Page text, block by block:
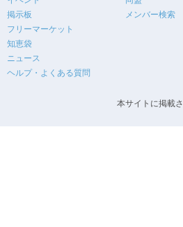
掲示板
フリーマーケット
知恵袋
ニュース
ヘルプ・よくある質問
メンバー検索
本サイトに掲載